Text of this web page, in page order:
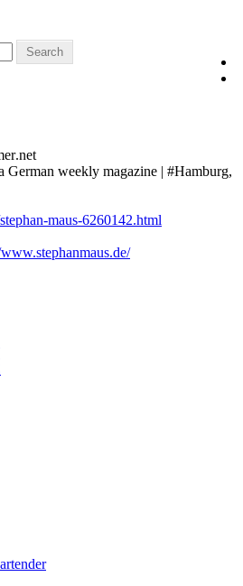
Search
.net
German weekly magazine | #Hamburg,
maus-6260142.html